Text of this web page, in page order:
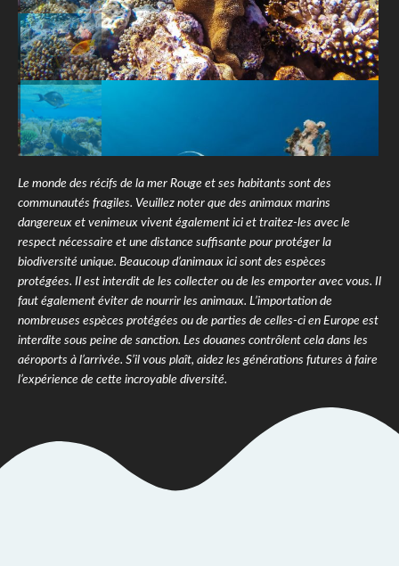
Le monde des récifs de la mer Rouge et ses habitants sont des
communautés fragiles. Veuillez noter que des animaux marins
dangereux et venimeux vivent également ici et traitez-les avec le
respect nécessaire et une distance suffisante pour protéger la
biodiversité unique. Beaucoup d’animaux ici sont des espèces
protégées. Il est interdit de les collecter ou de les emporter avec vous. Il
faut également éviter de nourrir les animaux. L’importation de
nombreuses espèces protégées ou de parties de celles-ci en Europe est
interdite sous peine de sanction. Les douanes contrôlent cela dans les
aéroports à l’arrivée. S’il vous plaît, aidez les générations futures à faire
l’expérience de cette incroyable diversité.